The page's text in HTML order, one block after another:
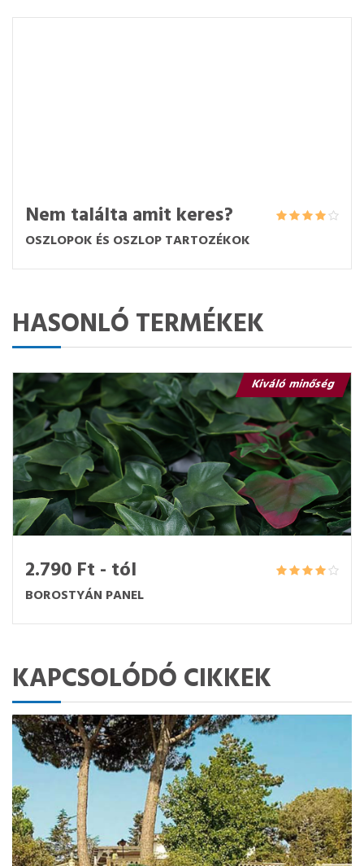
Nem találta amit keres?
OSZLOPOK ÉS OSZLOP TARTOZÉKOK
HASONLÓ TERMÉKEK
Kiváló minőség
2.790 Ft - tól
BOROSTYÁN PANEL
KAPCSOLÓDÓ CIKKEK